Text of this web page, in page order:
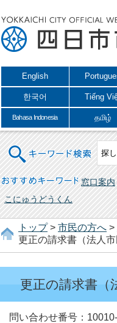
English
한국어 Tiếng
Bahasa Indonesia தமிழ்
キーワード検索
おすすめキーワード 窓口案内
こにゅうどうくん
トップ> 市民の方へ >
更正の請求書（法人市
更正の請求書（
問い合わせ番号：